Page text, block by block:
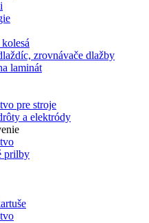
zrovnávače dlažby
laminát
pre stroje
a elektródy
prilby